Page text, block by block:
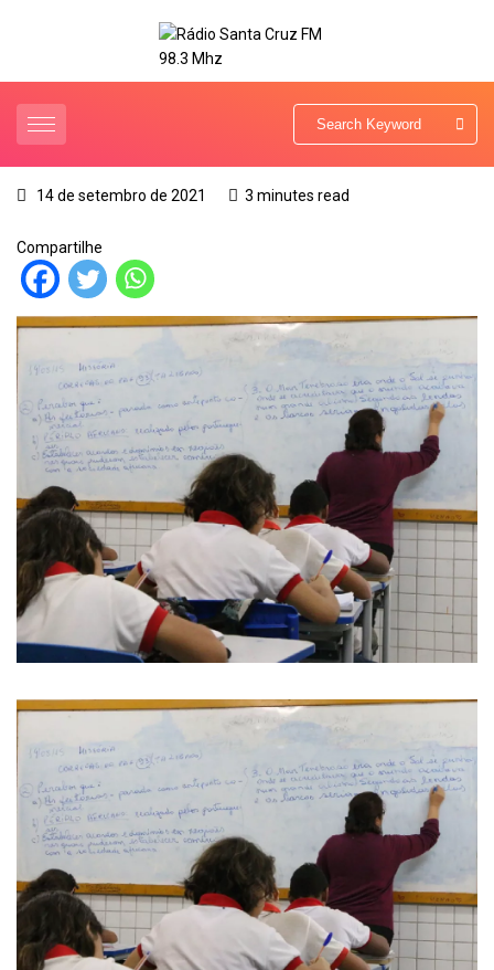
14 de setembro de 2021 3 minutes read
Compartilhe